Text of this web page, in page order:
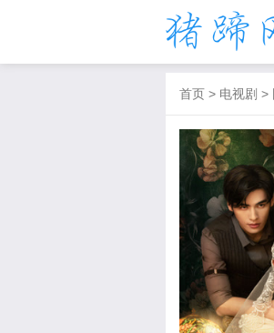
首页 > 电视剧 >